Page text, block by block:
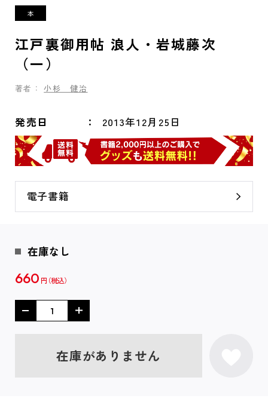
江戸裏御用帖 浪人・岩城藤次
（一）
著者： 小杉 健治
発売日 2013年12月25日
電子書籍
在庫なし
660 円
在庫がありません